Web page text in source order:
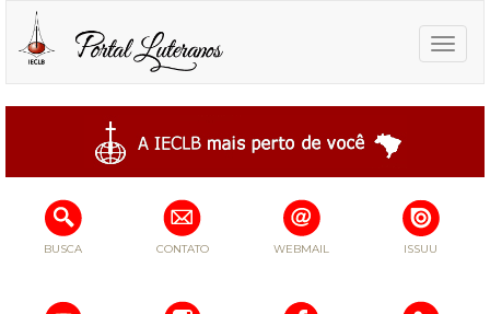
Toggle
BUSCA CONTATO WEBMAIL ISSUU